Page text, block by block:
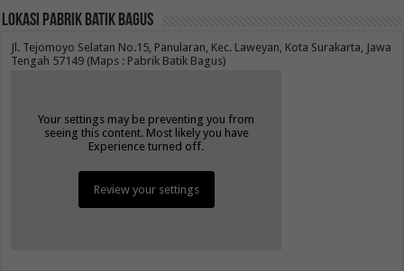
Lokasi Pabrik Batik Bagus
Jl. Tejomoyo Selatan No.15, Panularan, Kec. Laweyan, Kota Surakarta, Jawa
Tengah 57149 (Maps : Pabrik Batik Bagus)
Your settings may be preventing you from
seeing this content. Most likely you have
Experience turned off.
Review your settings